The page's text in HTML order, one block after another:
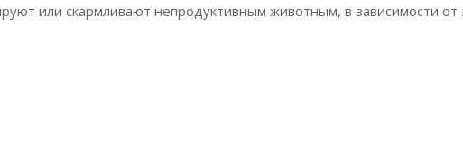
или скармливают непродуктивным животным, в зависимости